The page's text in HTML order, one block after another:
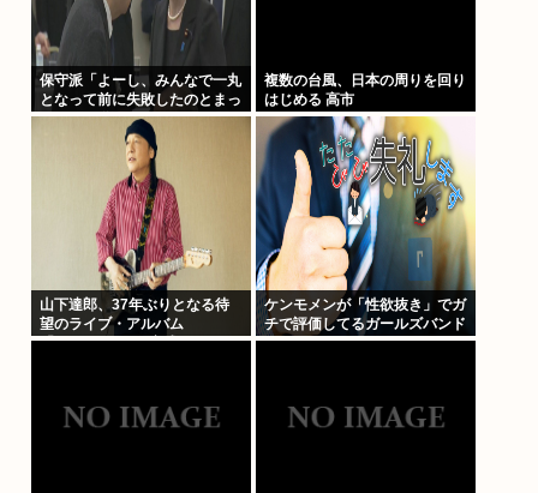
保守派「よーし、みんなで一丸
となって前に失敗したのとまっ
たく同じ道を行くぞ！！」 こ
複数の台風、日本の周りを回り
はじめる 高市
山下達郎、37年ぶりとなる待
望のライブ・アルバム
「JOY2」ついに完成、10月14
ケンモメンが「性欲抜き」でガ
チで評価してるガールズバンド
って何？